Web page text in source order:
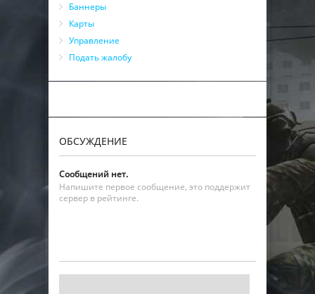
Баннеры
Карты
Управление
Подать жалобу
ОБСУЖДЕНИЕ
Сообщений нет.
Напишите первое сообщение, это поддержит
сервер в рейтинге.